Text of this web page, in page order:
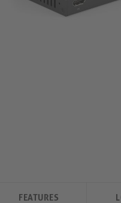
FEATURES